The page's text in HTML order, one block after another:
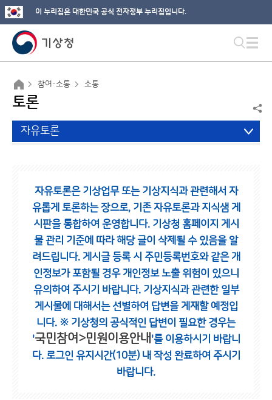
이 누리집은 대한민국 공식 전자정부 누리집입니다.
참여·소통 소통
토론
자유토론
자유토론은 기상업무 또는 기상지식과 관련해서 자
유롭게 토론하는 장으로, 기존 자유토론과 지식샘 게
시판을 통합하여 운영합니다. 기상청 홈페이지 게시
물 관리 기준에 따라 해당 글이 삭제될 수 있음을 알
려드립니다. 게시글 등록 시 주민등록번호와 같은 개
인정보가 포함될 경우 개인정보 노출 위험이 있으니
유의하여 주시기 바랍니다. 기상지식과 관련한 일부
게시물에 대해서는 선별하여 답변을 게재할 예정입
니다. ※ 기상청의 공식적인 답변이 필요한 경우는
'국민참여>민원이용안내 '를 이용하시기 바랍니
다. 로그인 유지시간(10분) 내 작성 완료하여 주시기
바랍니다.